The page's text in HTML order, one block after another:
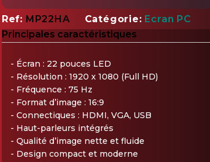
Ref MP22HA Catégorie
Ecran PC
Principales caractéristiques
- Écran : 22 pouces LED
- Résolution : 1920 x 1080 (Full HD)
- Fréquence : 75 Hz
- Format d’image : 16:9
- Connectiques : HDMI, VGA, USB
- Haut-parleurs intégrés
- Qualité d’image nette et fluide
- Design compact et moderne